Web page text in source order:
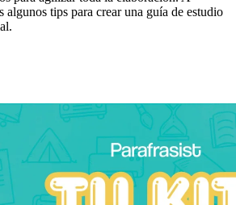
algunos tips para crear una guía de estudio